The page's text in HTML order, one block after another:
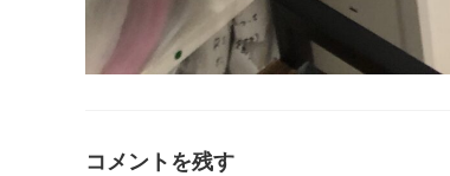
コメントを残す